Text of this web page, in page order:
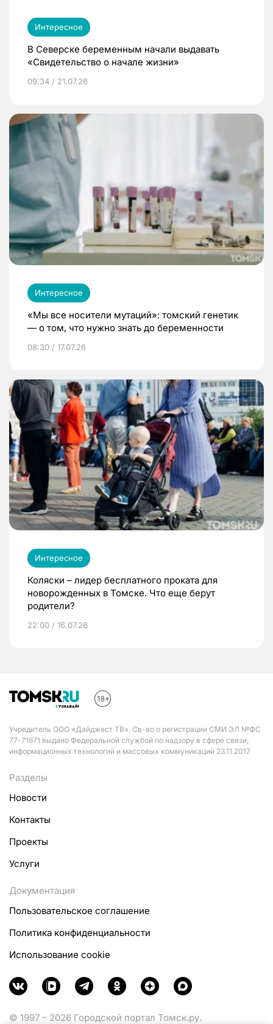
Интересное
В Северске беременным начали выдавать
«Свидетельство о начале жизни»
09:34 / 21.07.26
Интересное
«Мы все носители мутаций»: томский генетик
— о том, что нужно знать до беременности
08:30 / 17.07.26
Интересное
Коляски – лидер бесплатного проката для
новорожденных в Томске. Что еще берут
родители?
22:00 / 16.07.26
Учредитель ООО «Дайджест ТВ». Св-во о регистрации СМИ ЭЛ №ФС
77-71671 выдано Федеральной службой по надзору в сфере связи,
информационных технологий и массовых коммуникаций 23.11.2017
Разделы
Новости
Контакты
Проекты
Услуги
Документация
Пользовательское соглашение
Политика конфиденциальности
Использование cookie
© 1997 – 2026 Городской портал Томск.ру.